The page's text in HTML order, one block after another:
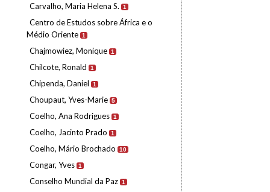
Carvalho, Maria Helena S. 1
Centro de Estudos sobre África e o
Médio Oriente 1
Chajmowiez, Monique 1
Chilcote, Ronald 1
Chipenda, Daniel 1
Choupaut, Yves-Marie 5
Coelho, Ana Rodrigues 1
Coelho, Jacinto Prado 1
Coelho, Mário Brochado 10
Congar, Yves 1
Conselho Mundial da Paz 1